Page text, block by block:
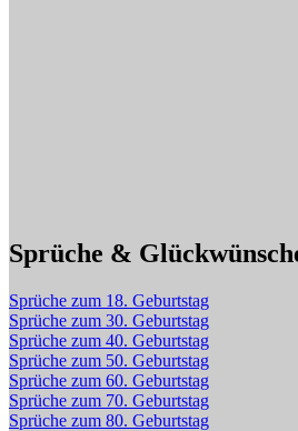
Sprüche &
Sprüche zum 18. Geburtstag
Sprüche zum 30. Geburtstag
Sprüche zum 40. Geburtstag
Sprüche zum 50. Geburtstag
Sprüche zum 60. Geburtstag
Sprüche zum 70. Geburtstag
Sprüche zum 80. Geburtstag